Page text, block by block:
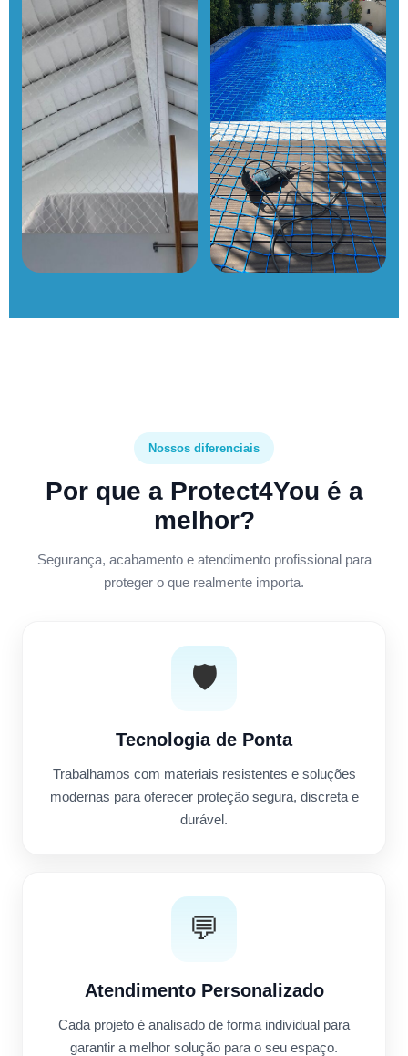
Nossos diferenciais
Por que a Protect4You é a
melhor?
Segurança, acabamento e atendimento profissional para
proteger o que realmente importa.
🛡️
Tecnologia de Ponta
Trabalhamos com materiais resistentes e soluções
modernas para oferecer proteção segura, discreta e
durável.
💬
Atendimento Personalizado
Cada projeto é analisado de forma individual para
garantir a melhor solução para o seu espaço.